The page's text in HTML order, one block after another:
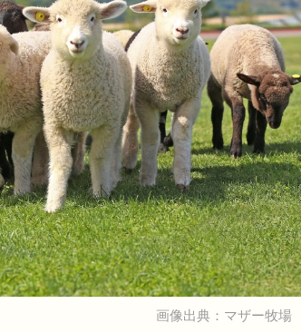
画像出典：マザー牧場